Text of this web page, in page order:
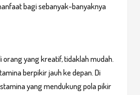
bagi sebanyak-banyaknya
orang yang kreatif, tidaklah mudah.
berpikir jauh ke depan. Di
yang mendukung pola pikir